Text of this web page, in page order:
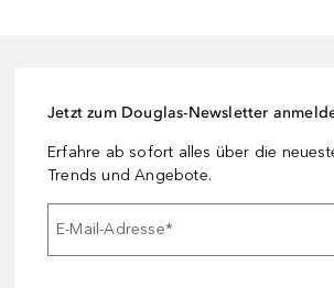
Jetzt zum Douglas-Newsletter
Erfahre ab sofort alles über die
Trends und Angebote.
E-Mail-Adresse*